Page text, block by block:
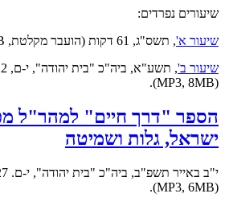
שיעורים נפרדים:
שיעור א', תשס"ג, 61 דקות (הועבר מקלטת, MP3, 22MB).
שיעור ב', תשע"א, ביה"כ "בית יהודה", י-ם, 22 דקות (וידאו).
(MP3, 8MB).
הספר "דרך חיים" למהר"ל
ישראל, גלות ושמיטה
י"ב באייר תשפ"ב, ביה"כ "בית יהודה", י-ם. 27 דקות.
(MP3, 6MB).